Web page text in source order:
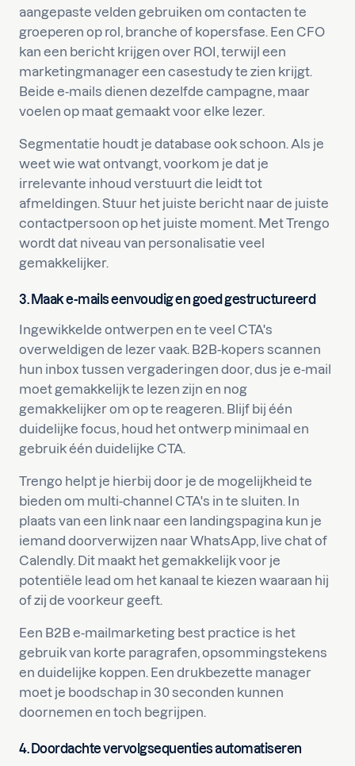
aangepaste velden gebruiken om contacten te
groeperen op rol, branche of kopersfase. Een CFO
kan een bericht krijgen over ROI, terwijl een
marketingmanager een casestudy te zien krijgt.
Beide e-mails dienen dezelfde campagne, maar
voelen op maat gemaakt voor elke lezer.
Segmentatie houdt je database ook schoon. Als je
weet wie wat ontvangt, voorkom je dat je
irrelevante inhoud verstuurt die leidt tot
afmeldingen. Stuur het juiste bericht naar de juiste
contactpersoon op het juiste moment. Met Trengo
wordt dat niveau van personalisatie veel
gemakkelijker.
3. Maak e-mails eenvoudig en goed gestructureerd
Ingewikkelde ontwerpen en te veel CTA's
overweldigen de lezer vaak. B2B-kopers scannen
hun inbox tussen vergaderingen door, dus je e-mail
moet gemakkelijk te lezen zijn en nog
gemakkelijker om op te reageren. Blijf bij één
duidelijke focus, houd het ontwerp minimaal en
gebruik één duidelijke CTA.
Trengo helpt je hierbij door je de mogelijkheid te
bieden om multi-channel CTA's in te sluiten. In
plaats van een link naar een landingspagina kun je
iemand doorverwijzen naar WhatsApp, live chat of
Calendly. Dit maakt het gemakkelijk voor je
potentiële lead om het kanaal te kiezen waaraan hij
of zij de voorkeur geeft.
Een B2B e-mailmarketing best practice is het
gebruik van korte paragrafen, opsommingstekens
en duidelijke koppen. Een drukbezette manager
moet je boodschap in 30 seconden kunnen
doornemen en toch begrijpen.
4. Doordachte vervolgsequenties automatiseren